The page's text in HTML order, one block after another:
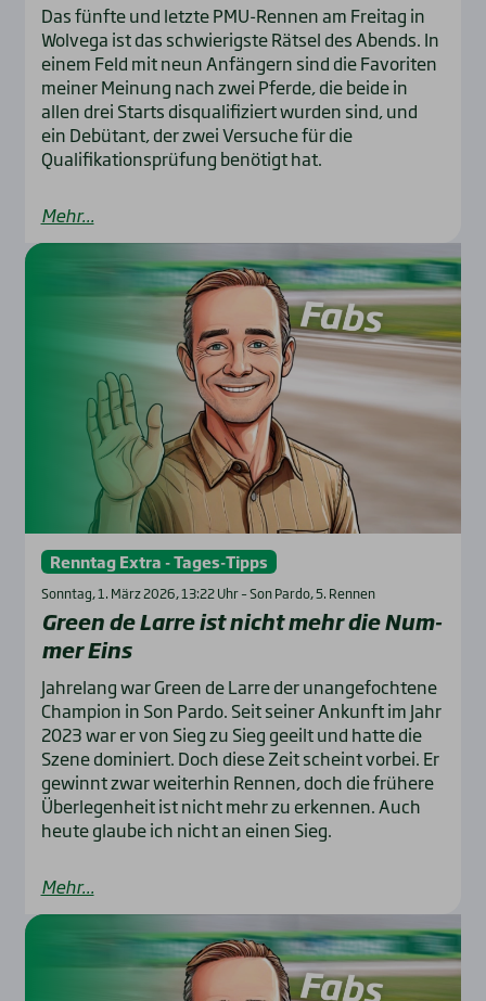
Das fünfte und letzte PMU-Rennen am Freitag in
Wolvega ist das schwierigste Rätsel des Abends. In
einem Feld mit neun Anfängern sind die Favoriten
meiner Meinung nach zwei Pferde, die beide in
allen drei Starts disqualifiziert wurden sind, und
ein Debütant, der zwei Versuche für die
Qualifikationsprüfung benötigt hat.
Mehr...
Renntag Extra - Tages-Tipps
Sonntag, 1. März 2026, 13:22 Uhr – Son Pardo, 5. Rennen
Green de Lar­re ist nicht mehr die Num­
mer Eins
Jahrelang war Green de Larre der unangefochtene
Champion in Son Pardo. Seit seiner Ankunft im Jahr
2023 war er von Sieg zu Sieg geeilt und hatte die
Szene dominiert. Doch diese Zeit scheint vorbei. Er
gewinnt zwar weiterhin Rennen, doch die frühere
Überlegenheit ist nicht mehr zu erkennen. Auch
heute glaube ich nicht an einen Sieg.
Mehr...